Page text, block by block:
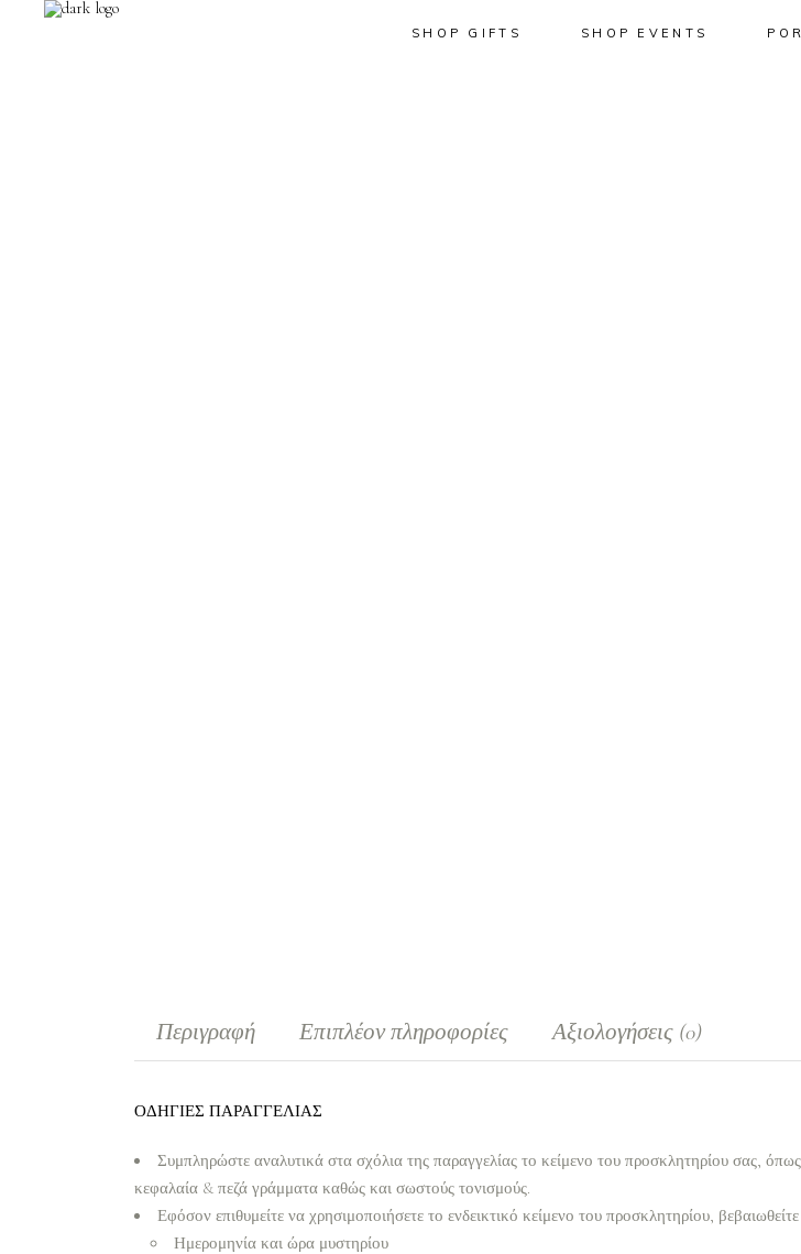
SHOP GIFTS SHOP EVENTS
Περιγραφή Επιπλέον πληροφορίες Αξιολογήσεις (0)
ΟΔΗΓΙΕΣ ΠΑΡΑΓΓΕΛΙΑΣ
Συμπληρώστε αναλυτικά στα σχόλια της παραγγελίας το κείμενο του προσκλητηρίου σας,
κεφαλαία & πεζά γράμματα καθώς και σωστούς τονισμούς.
Εφόσον επιθυμείτε να χρησιμοποιήσετε το ενδεικτικό κείμενο του προσκλητηρίου,
Ημερομηνία και ώρα μυστηρίου